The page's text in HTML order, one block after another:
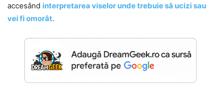
accesând interpretarea viselor unde trebuie să ucizi sau
vei fi omorât.